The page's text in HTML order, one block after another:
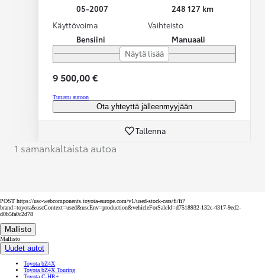
05-2007
248 127 km
Käyttövoima
Bensiini
Vaihteisto
Manuaali
Näytä lisää
9 500,00 €
Tutustu autoon
Ota yhteyttä jälleenmyyjään
Tallenna
1 samankaltaista autoa
POST https://usc-webcomponents.toyota-europe.com/v1/used-stock-cars/fi/fi?
brand=toyota&uscContext=used&uscEnv=production&vehicleForSaleId=d7518932-132c-4317-9ed2-
d0b5fa0c2d78
Mallisto
Mallisto
Uudet autot
Toyota bZ4X
Toyota bZ4X Touring
Toyota C-HR+